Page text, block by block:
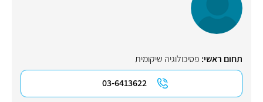
תחום ראשי: פסיכולוגיה שיקומית
03-6413622